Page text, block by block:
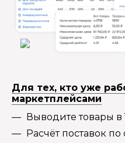
Для тех, кто уже
маркетплейсами
Выводите товары в
Расчёт поставок по